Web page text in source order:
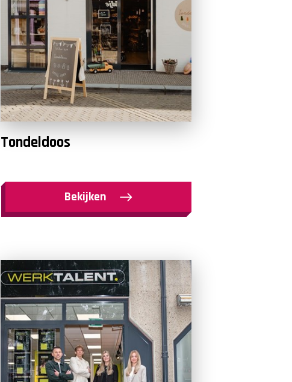
Tondeldoos
Bekijken